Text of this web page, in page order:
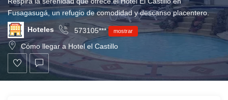
Fusagasugá, un refugio de comodidad y descanso placentero.
Hoteles 573105*** mostrar
Cómo llegar a Hotel el Castillo